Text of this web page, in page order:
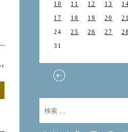
10
11 12 13 14
17
18 19 20 21
24
25 26 27 28
31